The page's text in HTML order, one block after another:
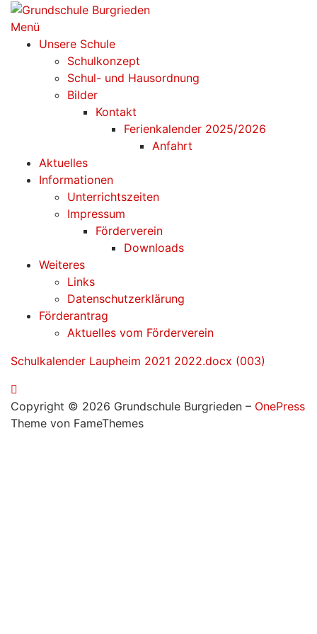
Zum
Inhalt
springen
Menü
Unsere Schule
Schulkonzept
Schul- und Hausordnung
Bilder
Kontakt
Ferienkalender 2025/2026
Anfahrt
Aktuelles
Informationen
Unterrichtszeiten
Impressum
Förderverein
Downloads
Weiteres
Links
Datenschutzerklärung
Förderantrag
Aktuelles vom Förderverein
Schulkalender Laupheim 2021 2022.docx (003)
Copyright © 2026 Grundschule Burgrieden – OnePress
Theme von FameThemes